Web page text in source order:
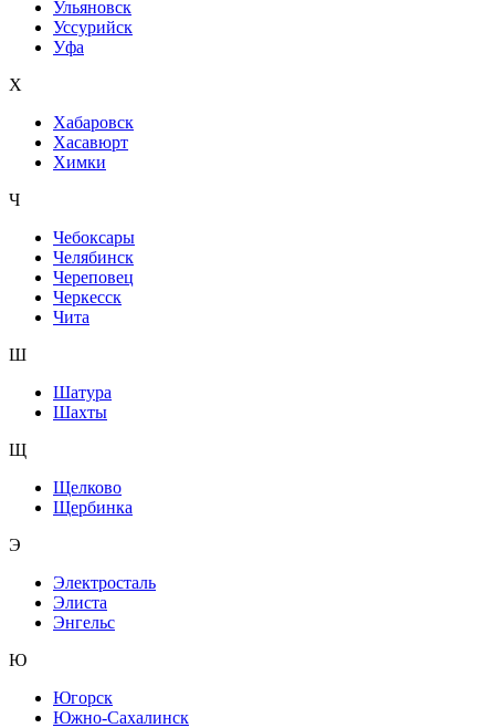
Ульяновск
Уссурийск
Уфа
Х
Хабаровск
Хасавюрт
Химки
Ч
Чебоксары
Челябинск
Череповец
Черкесск
Чита
Ш
Шатура
Шахты
Щ
Щелково
Щербинка
Э
Электросталь
Элиста
Энгельс
Ю
Югорск
Южно-Сахалинск